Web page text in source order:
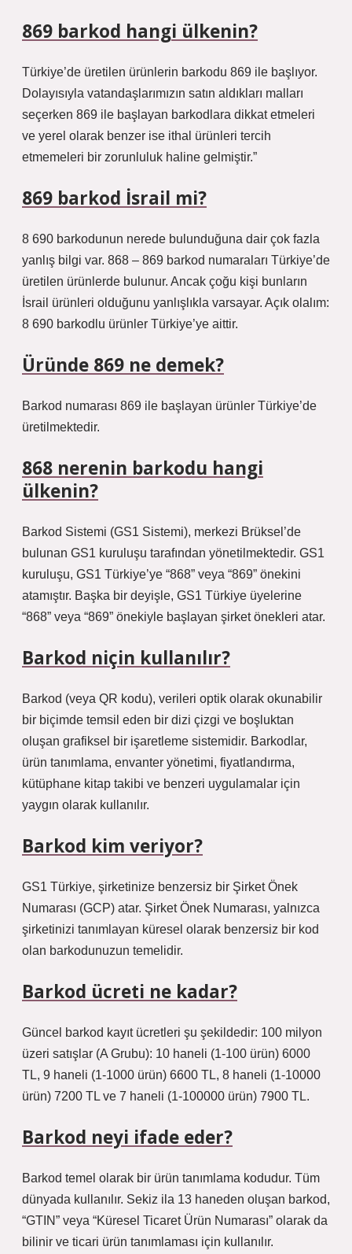
869 barkod hangi ülkenin?
Türkiye’de üretilen ürünlerin barkodu 869 ile başlıyor.
Dolayısıyla vatandaşlarımızın satın aldıkları malları
seçerken 869 ile başlayan barkodlara dikkat etmeleri
ve yerel olarak benzer ise ithal ürünleri tercih
etmemeleri bir zorunluluk haline gelmiştir.”
869 barkod İsrail mi?
8 690 barkodunun nerede bulunduğuna dair çok fazla
yanlış bilgi var. 868 – 869 barkod numaraları Türkiye’de
üretilen ürünlerde bulunur. Ancak çoğu kişi bunların
İsrail ürünleri olduğunu yanlışlıkla varsayar. Açık olalım:
8 690 barkodlu ürünler Türkiye’ye aittir.
Üründe 869 ne demek?
Barkod numarası 869 ile başlayan ürünler Türkiye’de
üretilmektedir.
868 nerenin barkodu hangi
ülkenin?
Barkod Sistemi (GS1 Sistemi), merkezi Brüksel’de
bulunan GS1 kuruluşu tarafından yönetilmektedir. GS1
kuruluşu, GS1 Türkiye’ye “868” veya “869” önekini
atamıştır. Başka bir deyişle, GS1 Türkiye üyelerine
“868” veya “869” önekiyle başlayan şirket önekleri atar.
Barkod niçin kullanılır?
Barkod (veya QR kodu), verileri optik olarak okunabilir
bir biçimde temsil eden bir dizi çizgi ve boşluktan
oluşan grafiksel bir işaretleme sistemidir. Barkodlar,
ürün tanımlama, envanter yönetimi, fiyatlandırma,
kütüphane kitap takibi ve benzeri uygulamalar için
yaygın olarak kullanılır.
Barkod kim veriyor?
GS1 Türkiye, şirketinize benzersiz bir Şirket Önek
Numarası (GCP) atar. Şirket Önek Numarası, yalnızca
şirketinizi tanımlayan küresel olarak benzersiz bir kod
olan barkodunuzun temelidir.
Barkod ücreti ne kadar?
Güncel barkod kayıt ücretleri şu şekildedir: 100 milyon
üzeri satışlar (A Grubu): 10 haneli (1-100 ürün) 6000
TL, 9 haneli (1-1000 ürün) 6600 TL, 8 haneli (1-10000
ürün) 7200 TL ve 7 haneli (1-100000 ürün) 7900 TL.
Barkod neyi ifade eder?
Barkod temel olarak bir ürün tanımlama kodudur. Tüm
dünyada kullanılır. Sekiz ila 13 haneden oluşan barkod,
“GTIN” veya “Küresel Ticaret Ürün Numarası” olarak da
bilinir ve ticari ürün tanımlaması için kullanılır.